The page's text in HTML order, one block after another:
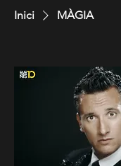
Inici MÀGIA